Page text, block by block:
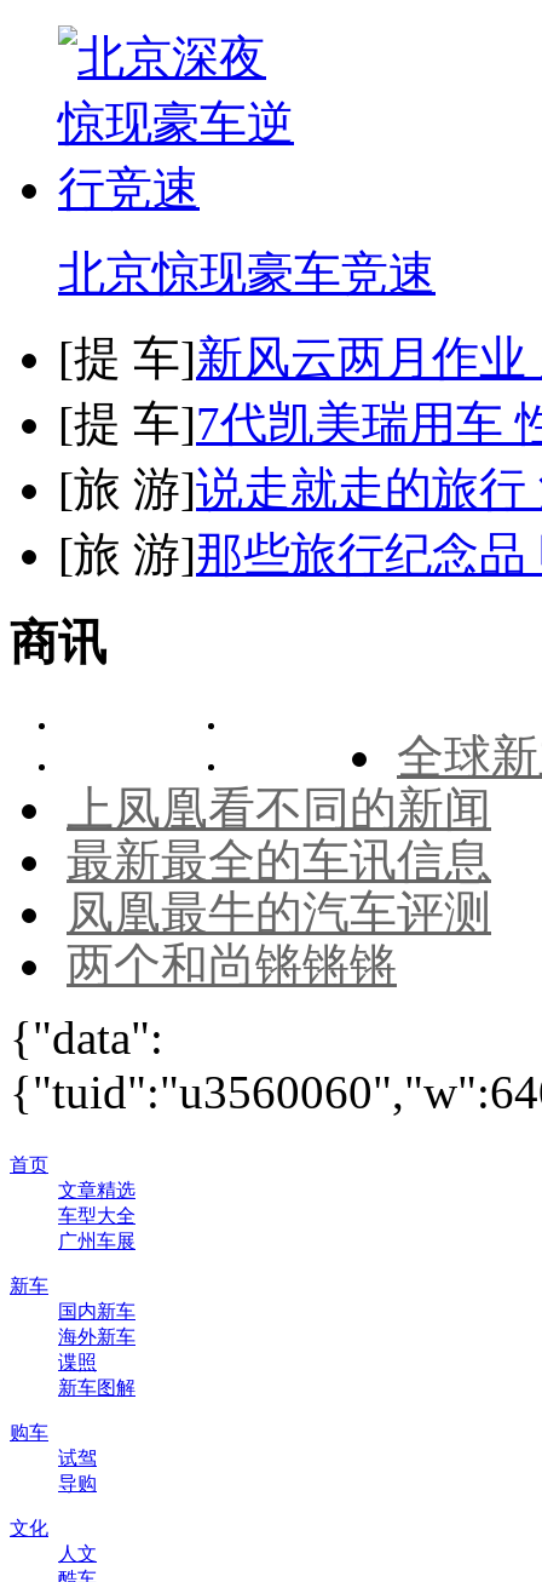
北京惊现豪车竞速
[提 车]新风云两月作
[提 车]7代凯美瑞用车
[旅 游]说走就走的旅
[旅 游]那些旅行纪念
商讯
全球
上凤凰看不同的新闻
最新最全的车讯信息
凤凰最牛的汽车评测
两个和尚锵锵锵
{"data":
首页
文章精选
车型大全
广州车展
新车
国内新车
海外新车
谍照
新车图解
购车
试驾
导购
文化
人文